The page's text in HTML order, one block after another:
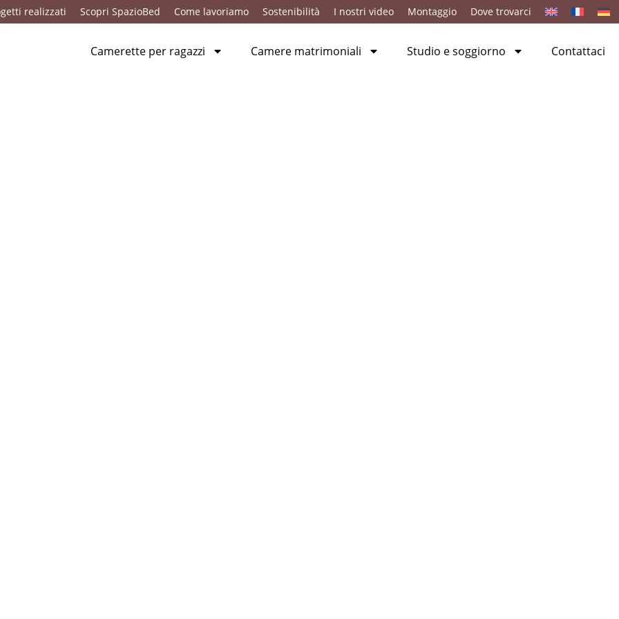
realizzati Scopri SpazioBed Come lavoriamo Sostenibilità I nostri video Montaggio Dove trovarci
Camerette per ragazzi Camere matrimoniali Studio e soggiorno Contattaci